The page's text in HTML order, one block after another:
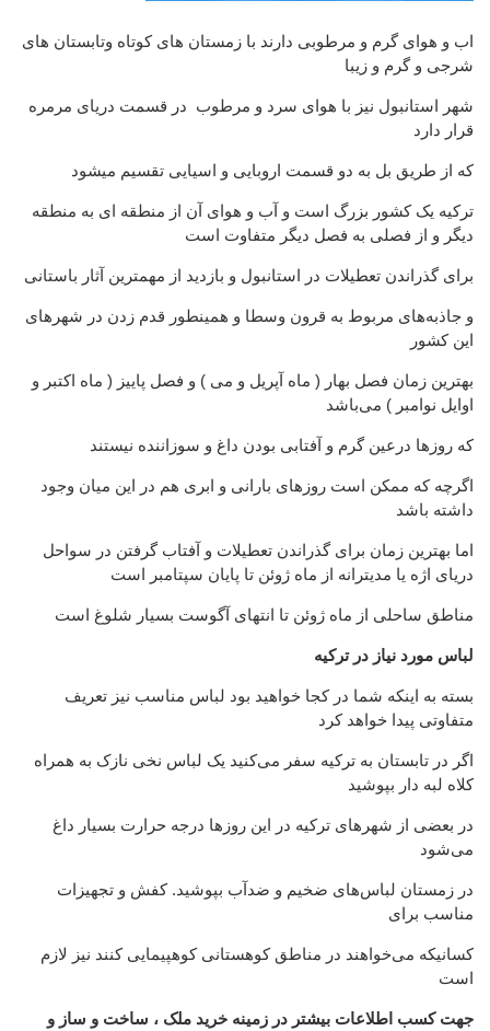
اب و هوای گرم و مرطوبی دارند با زمستان های کوتاه وتابستان های
شرجی و گرم و زیبا
شهر استانبول نیز با هوای سرد و مرطوب در قسمت دریای مرمره
قرار دارد
که از طریق بل به دو قسمت اروبایی و اسیایی تقسیم میشود
ترکیه یک کشور بزرگ است و آب و هوای آن از منطقه ای به منطقه
دیگر و از فصلی به فصل دیگر متفاوت است
برای گذراندن تعطیلات در استانبول و بازدید از مهمترین آثار باستانی
و جاذبه‌های مربوط به قرون وسطا و همینطور قدم زدن در شهرهای
این کشور
بهترین زمان فصل بهار ( ماه آپریل و می ) و فصل پاییز ( ماه اکتبر و
اوایل نوامبر ) می‌باشد
که روزها درعین گرم و آفتابی بودن داغ و سوزاننده نیستند
اگرچه که ممکن است روزهای بارانی و ابری هم در این میان وجود
داشته باشد
اما بهترین زمان برای گذراندن تعطیلات و آفتاب گرفتن در سواحل
دریای اژه یا مدیترانه از ماه ژوئن تا پایان سپتامبر است
مناطق ساحلی از ماه ژوئن تا انتهای آگوست بسیار شلوغ است
لباس مورد نیاز در ترکیه
بسته به اینکه شما در کجا خواهید بود لباس مناسب نیز تعریف
متفاوتی پیدا خواهد کرد
اگر در تابستان به ترکیه سفر می‌کنید یک لباس نخی نازک به همراه
کلاه لبه دار بپوشید
در بعضی از شهرهای ترکیه در این روزها درجه حرارت بسیار داغ
می‌شود
در زمستان لباس‌های ضخیم و ضدآب بپوشید. کفش و تجهیزات
مناسب برای
کسانیکه می‌خواهند در مناطق کوهستانی کوهپیمایی کنند نیز لازم
است
جهت کسب اطلاعات بیشتر در زمینه خرید ملک ، ساخت و ساز و